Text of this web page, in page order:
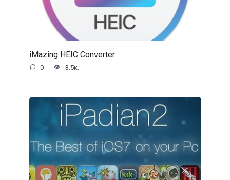
iMazing HEIC Converter
0 3.5к.